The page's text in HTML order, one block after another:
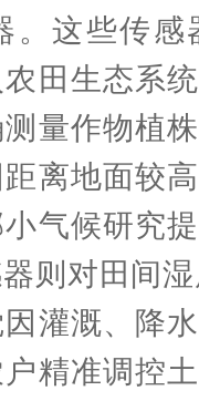
。这些传
田生态系
量作物植
离地面较
气候研究
则对田间
灌溉、降
精准调控